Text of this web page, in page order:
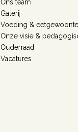
Ons team
Galerij
Voeding &
Onze visie &
Ouderraad
Vacatures